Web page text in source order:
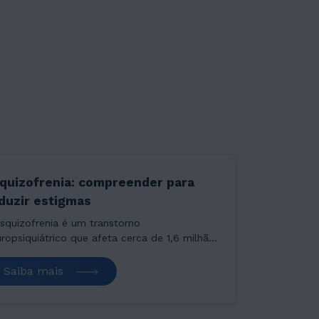
compreender para
estigmas
é um transtorno
que afeta cerca de 1,6 milhão
a adolescência e o início da vida
Saiba mais